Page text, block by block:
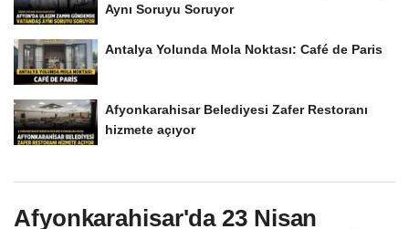
Aynı Soruyu Soruyor
Antalya Yolunda Mola Noktası: Café de Paris
Afyonkarahisar Belediyesi Zafer Restoranı
hizmete açıyor
Afyonkarahisar'da 23 Nisan